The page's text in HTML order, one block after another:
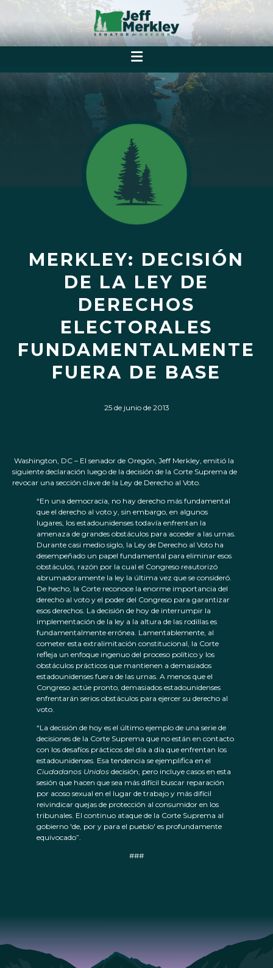
MERKLEY: DECISIÓN
DE LA LEY DE
DERECHOS
ELECTORALES
FUNDAMENTALMENTE
FUERA DE BASE
25 de junio de 2013
Washington, DC – El senador de Oregón, Jeff Merkley, emitió la
siguiente declaración luego de la decisión de la Corte Suprema de
revocar una sección clave de la Ley de Derecho al Voto.
“En una democracia, no hay derecho más fundamental
que el derecho al voto y, sin embargo, en algunos
lugares, los estadounidenses todavía enfrentan la
amenaza de grandes obstáculos para acceder a las urnas.
Durante casi medio siglo, la Ley de Derecho al Voto ha
desempeñado un papel fundamental para eliminar esos
obstáculos, razón por la cual el Congreso reautorizó
abrumadoramente la ley la última vez que se consideró.
De hecho, la Corte reconoce la enorme importancia del
derecho al voto y el poder del Congreso para garantizar
esos derechos. La decisión de hoy de interrumpir la
implementación de la ley a la altura de las rodillas es
fundamentalmente errónea. Lamentablemente, al
cometer esta extralimitación constitucional, la Corte
refleja un enfoque ingenuo del proceso político y los
obstáculos prácticos que mantienen a demasiados
estadounidenses fuera de las urnas. A menos que el
Congreso actúe pronto, demasiados estadounidenses
enfrentarán serios obstáculos para ejercer su derecho al
voto.
“La decisión de hoy es el último ejemplo de una serie de
decisiones de la Corte Suprema que no están en contacto
con los desafíos prácticos del día a día que enfrentan los
estadounidenses. Esa tendencia se ejemplifica en el
Ciudadanos Unidos decisión, pero incluye casos en esta
sesión que hacen que sea más difícil buscar reparación
por acoso sexual en el lugar de trabajo y más difícil
reivindicar quejas de protección al consumidor en los
tribunales. El continuo ataque de la Corte Suprema al
gobierno 'de, por y para el pueblo' es profundamente
equivocado”.
###